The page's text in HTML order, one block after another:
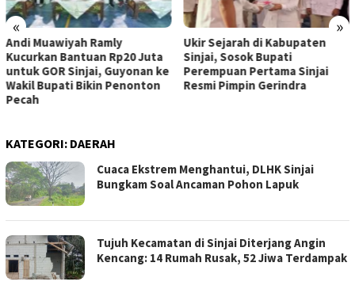
« »
Andi Muawiyah Ramly
Kucurkan Bantuan Rp20 Juta
untuk GOR Sinjai, Guyonan ke
Wakil Bupati Bikin Penonton
Pecah
Ukir Sejarah di Kabupaten
Sinjai, Sosok Bupati
Perempuan Pertama Sinjai
Resmi Pimpin Gerindra
KATEGORI: DAERAH
Cuaca Ekstrem Menghantui, DLHK Sinjai
Bungkam Soal Ancaman Pohon Lapuk
Tujuh Kecamatan di Sinjai Diterjang Angin
Kencang: 14 Rumah Rusak, 52 Jiwa Terdampak